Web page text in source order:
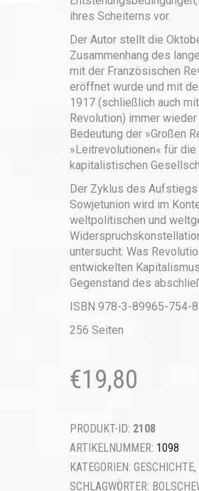
ihres Scheiterns vor.
Der Autor stellt die
Zusammenhang des
mit der Französischen
eröffnet wurde und mit
1917 (schließlich auch
Revolution) immer
Bedeutung der »Großen
»Leitrevolutionen« für
kapitalistischen
Der Zyklus des
Sowjetunion wird im
weltpolitischen und
untersucht. Was
entwickelten
Gegenstand des
ISBN 978-3-89965-754-8
256 Seiten
€19,80
PRODUKT-ID: 2108
ARTIKELNUMMER: 1098
KATEGORIEN: GESCHICHTE,
SCHLAGWÖRTER: